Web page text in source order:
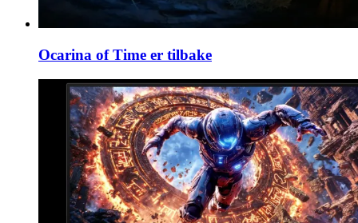
Ocarina of Time er tilbake